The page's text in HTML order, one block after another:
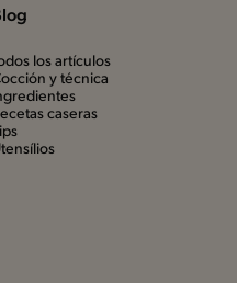
los artículos
y técnica
caseras